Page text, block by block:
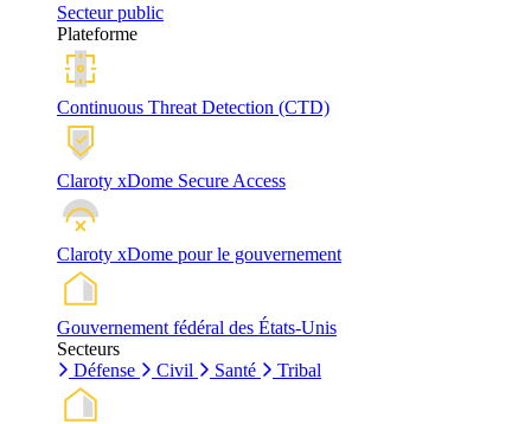
Secteur public
Plateforme
Continuous Threat Detection (CTD)
Claroty xDome Secure Access
Claroty xDome pour le gouvernement
Gouvernement fédéral des États-Unis
Secteurs
Défense
Civil Santé Tribal